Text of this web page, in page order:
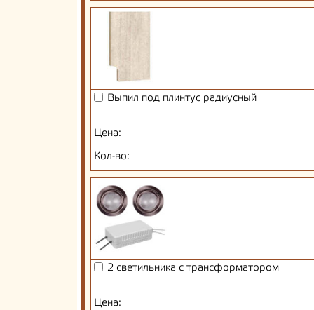
Выпил под плинтус радиусный
Цена:
Кол-во:
2 светильника с трансформатором
Цена: